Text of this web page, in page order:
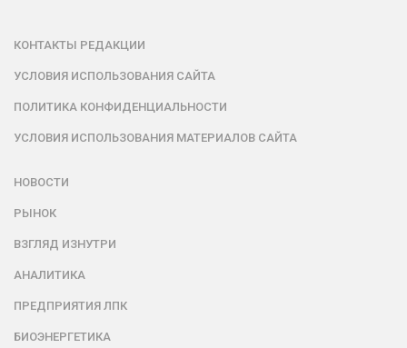
КОНТАКТЫ РЕДАКЦИИ
УСЛОВИЯ ИСПОЛЬЗОВАНИЯ САЙТА
ПОЛИТИКА КОНФИДЕНЦИАЛЬНОСТИ
УСЛОВИЯ ИСПОЛЬЗОВАНИЯ МАТЕРИАЛОВ САЙТА
НОВОСТИ
РЫНОК
ВЗГЛЯД ИЗНУТРИ
АНАЛИТИКА
ПРЕДПРИЯТИЯ ЛПК
БИОЭНЕРГЕТИКА